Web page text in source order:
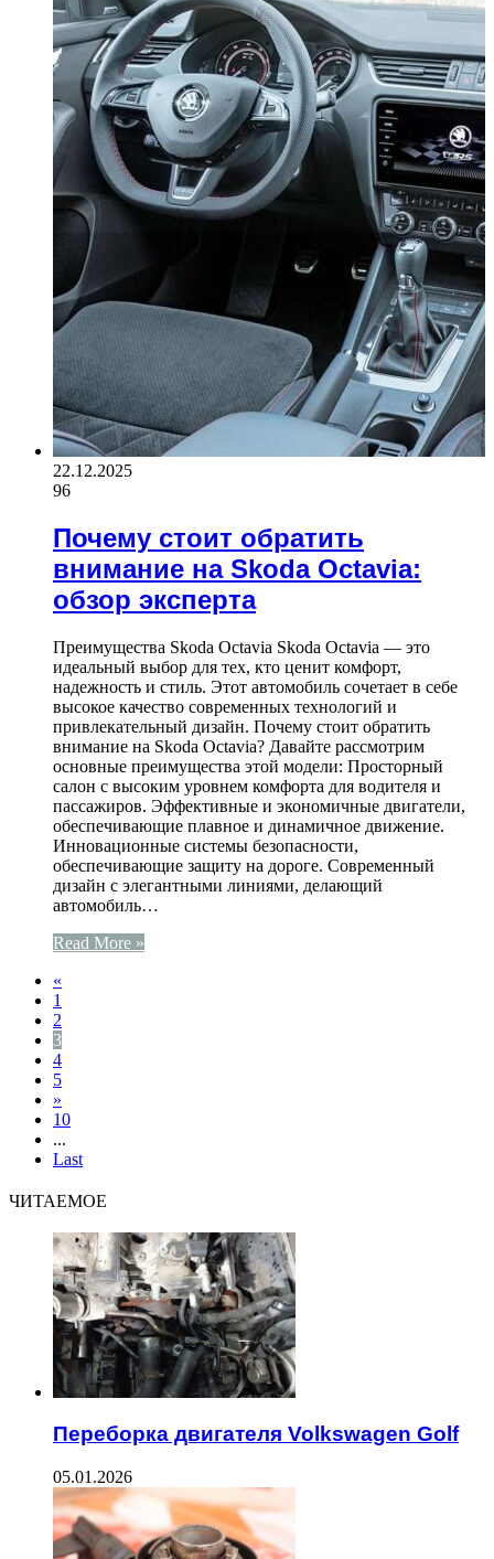
22.12.2025
96
Почему стоит обратить
внимание на Skoda Octavia:
обзор эксперта
Преимущества Skoda Octavia Skoda Octavia — это
идеальный выбор для тех, кто ценит комфорт,
надежность и стиль. Этот автомобиль сочетает в себе
высокое качество современных технологий и
привлекательный дизайн. Почему стоит обратить
внимание на Skoda Octavia? Давайте рассмотрим
основные преимущества этой модели: Просторный
салон с высоким уровнем комфорта для водителя и
пассажиров. Эффективные и экономичные двигатели,
обеспечивающие плавное и динамичное движение.
Инновационные системы безопасности,
обеспечивающие защиту на дороге. Современный
дизайн с элегантными линиями, делающий
автомобиль…
Read More »
«
1
2
3
4
5
»
10
...
Last
ЧИТАЕМОЕ
Переборка двигателя Volkswagen Golf
05.01.2026